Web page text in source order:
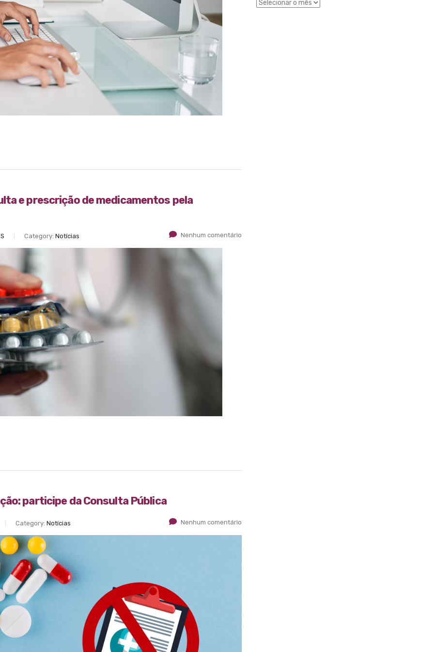
e prescrição de medicamentos pela
Category: Notícias Nenhum comentário
participe da Consulta Pública
Category: Notícias Nenhum comentário